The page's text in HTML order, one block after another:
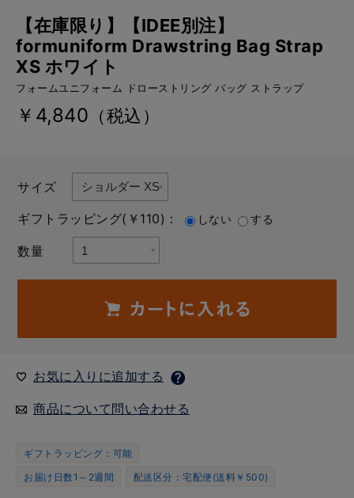
【在庫限り】【IDEE別注】
formuniform Drawstring Bag Strap
XS ホワイト
フォームユニフォーム ドローストリング バッグ ストラップ
￥4,840 （税込）
サイズ
ギフトラッピング(￥110)：
しない する
数量
お気に入りに追加する
商品について問い合わせる
ギフトラッピング：可能
お届け日数1～2週間
配送区分：宅配便(送料￥500)